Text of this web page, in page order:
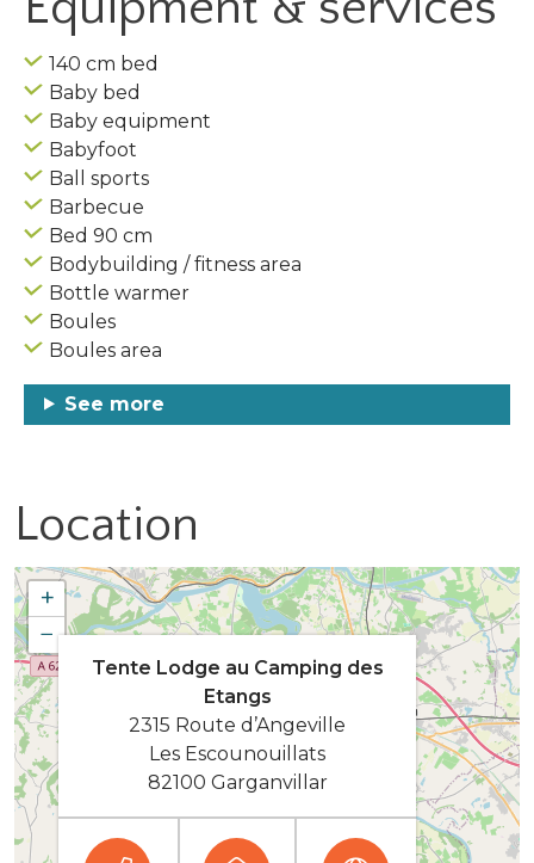
140 cm bed
Baby bed
Baby equipment
Babyfoot
Ball sports
Barbecue
Bed 90 cm
Bodybuilding / fitness area
Bottle warmer
Boules
Boules area
See more
Location
+
−
Tente Lodge au Camping des
Etangs
2315 Route d’Angeville
Les Escounouillats
82100 Garganvillar